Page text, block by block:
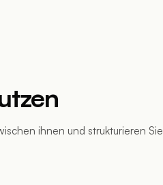
ihnen und strukturieren